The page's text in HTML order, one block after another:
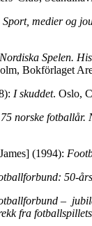
Sport, medier og
Nordiska Spelen.
Bokförlaget
I skuddet. Oslo,
75 norske fotballår.
(1994):
50-
–
fra